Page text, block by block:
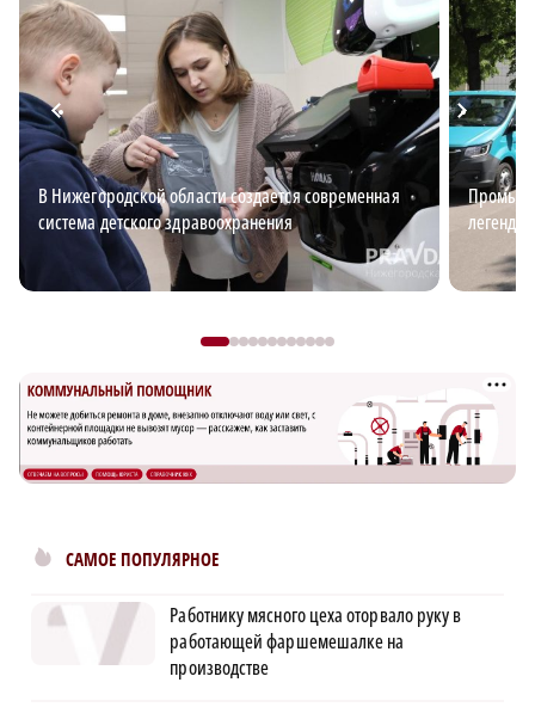
В Нижегородской области создается современная
система детского здравоохранения
САМОЕ ПОПУЛЯРНОЕ
Работнику мясного цеха оторвало руку в
работающей фаршемешалке на
производстве